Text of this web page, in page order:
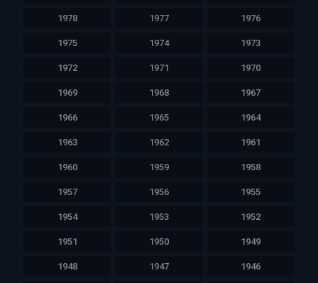
1978 1977 1976
1975 1974 1973
1972 1971 1970
1969 1968 1967
1966 1965 1964
1963 1962 1961
1960 1959 1958
1957 1956 1955
1954 1953 1952
1951 1950 1949
1948 1947 1946